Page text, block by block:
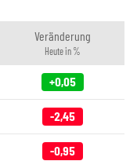
Veränderung
Heute in %
+0,05
-2,45
-0,95